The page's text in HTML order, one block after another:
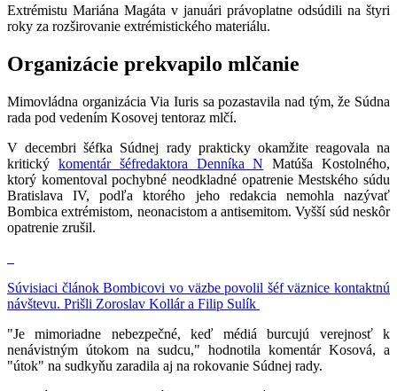
Extrémistu Mariána Magáta v januári právoplatne odsúdili na štyri
roky za rozširovanie extrémistického materiálu.
Organizácie prekvapilo mlčanie
Mimovládna organizácia Via Iuris sa pozastavila nad tým, že Súdna
rada pod vedením Kosovej tentoraz mlčí.
V decembri šéfka Súdnej rady prakticky okamžite reagovala na
kritický komentár šéfredaktora Denníka N Matúša Kostolného,
ktorý komentoval pochybné neodkladné opatrenie Mestského súdu
Bratislava IV, podľa ktorého jeho redakcia nemohla nazývať
Bombica extrémistom, neonacistom a antisemitom. Vyšší súd neskôr
opatrenie zrušil.
Súvisiaci článokBombicovi vo väzbe povolil šéf väznice kontaktnú
návštevu. Prišli Zoroslav Kollár a Filip Sulík
"Je mimoriadne nebezpečné, keď médiá burcujú verejnosť k
nenávistným útokom na sudcu," hodnotila komentár Kosová, a
"útok" na sudkyňu zaradila aj na rokovanie Súdnej rady.